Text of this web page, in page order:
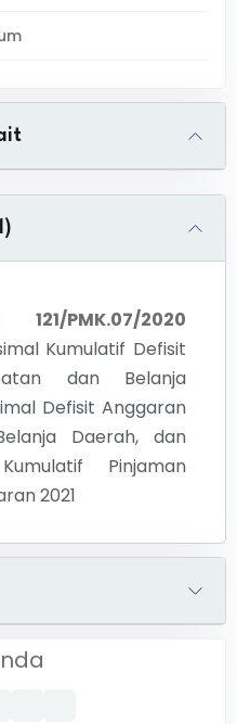
121/PMK.07/2020
Kumulatif Defisit
dan Belanja
Defisit Anggaran
Daerah, dan
Pinjaman
2021